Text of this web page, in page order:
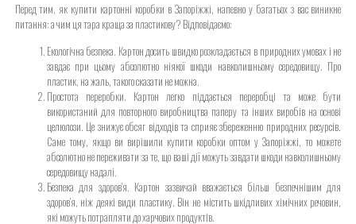
Перед тим, як купити картонні коробки в Запоріжжі, напевно у багатьох з вас виникне
питання: а чим ця тара краща за пластикову? Відповідаємо:
Екологічна безпека. Картон досить швидко розкладається в природних умовах і не
завдає при цьому абсолютно ніякої шкоди навколишньому середовищу. Про
пластик, на жаль, такого сказати не можна.
Простота переробки. Картон легко піддається переробці та може бути
використаний для повторного виробництва паперу та інших виробів на основі
целюлози. Це знижує обсяг відходів та сприяє збереженню природних ресурсів.
Саме тому, якщо ви вирішили купити коробки оптом у Запоріжжі, то можете
абсолютно не переживати за те, що ваші дії можуть завдати шкоди навколишньому
середовищу надалі.
Безпека для здоров’я. Картон зазвичай вважається більш безпечнішим для
здоров’я, ніж деякі види пластику. Він не містить шкідливих хімічних речовин,
які можуть потрапляти до харчових продуктів.